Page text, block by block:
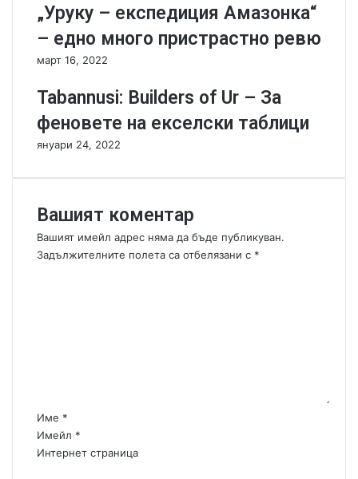
и
е
д
ъ
р
о
ъ
.
о
в
„Уруку – експедиция Амазонка“
– едно много пристрастно ревю
март 16, 2022
Tabannusi: Builders of Ur – За
феновете на екселски таблици
януари 24, 2022
Вашият коментар
Вашият имейл адрес няма да бъде публикуван.
Задължителните полета са отбелязани с *
:
*
Име *
Имейл *
Интернет страница